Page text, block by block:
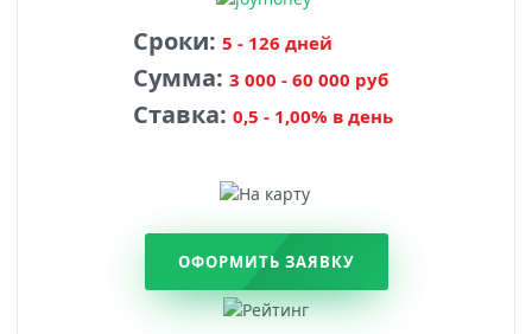
Сроки: 5 - 126 дней
Сумма: 3 000 - 60 000 руб
Ставка: 0,5 - 1,00% в день
ОФОРМИТЬ ЗАЯВКУ